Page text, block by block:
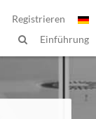
Registrieren
Einführung